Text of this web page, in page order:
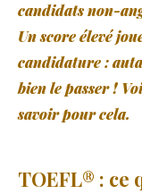
candidats non-
Un score élevé
candidature :
bien le passer !
savoir pour cela.
TOEFL® : ce